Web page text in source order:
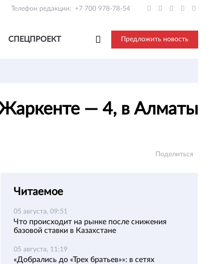
Телефон редакции: +7 700 978-78-54
СПЕЦПРОЕКТ Предложить новость
— 4, в Алматы
Поделиться
Читаемое
05 августа, 09:51
Что происходит на рынке после снижения
базовой ставки в Казахстане
05 августа, 11:19
«Добрались до «Трех братьев»»: в сетях